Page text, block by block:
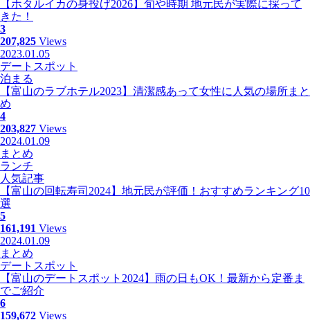
【ホタルイカの身投げ2026】旬や時期 地元民が実際に採って
きた！
3
207,825 Views
2023.01.05
デートスポット
泊まる
【富山のラブホテル2023】清潔感あって女性に人気の場所まと
め
4
203,827 Views
2024.01.09
まとめ
ランチ
人気記事
【富山の回転寿司2024】地元民が評価！おすすめランキング10
選
5
161,191 Views
2024.01.09
まとめ
デートスポット
【富山のデートスポット2024】雨の日もOK！最新から定番ま
でご紹介
6
159,672 Views